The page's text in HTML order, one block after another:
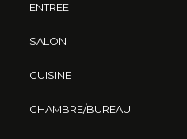
ENTREE
SALON
CUISINE
CHAMBRE/BUREAU